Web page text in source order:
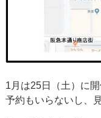
1月は25日（土）に開
予約もいらないし、